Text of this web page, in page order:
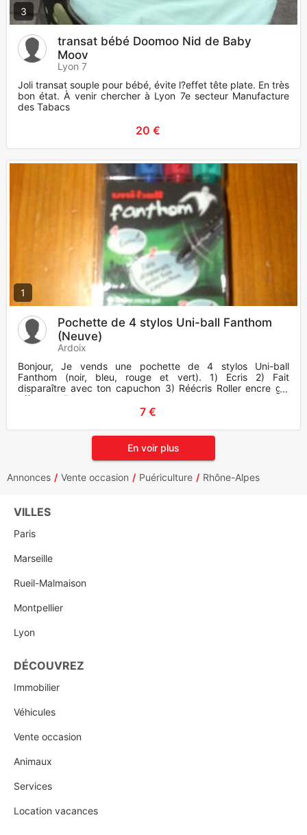
3
transat bébé Doomoo Nid de Baby
Moov
Lyon 7
Joli transat souple pour bébé, évite l?effet tête plate. En très
bon état. À venir chercher à Lyon 7e secteur Manufacture
des Tabacs
20 €
1
Pochette de 4 stylos Uni-ball Fanthom
(Neuve)
Ardoix
Bonjour, Je vends une pochette de 4 stylos Uni-ball
Fanthom (noir, bleu, rouge et vert). 1) Ecris 2) Fait
disparaître avec ton capuchon 3) Réécris Roller encre gel
effaçable Et
7 €
En voir plus
Annonces Vente occasion Puériculture Rhône-Alpes
VILLES
Paris
Marseille
Rueil-Malmaison
Montpellier
Lyon
DÉCOUVREZ
Immobilier
Véhicules
Vente occasion
Animaux
Services
Location vacances